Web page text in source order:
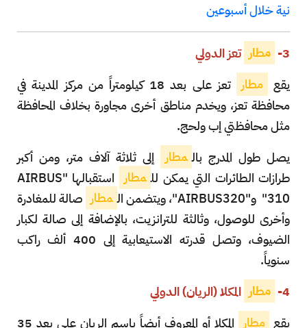
نية خلال أسبوعين
3- مطار تعز الدولي
يقع مطار
تعز على بعد 18 كيلومتراً من مركز المدينة في
محافظة تعز، ويخدم مناطق أخرى مجاورة بخلاف المحافظة
مثل محافظتي إب ولحج.
يصل طول المدرج بال مطار
إلى ثلاثة آلاف متر، ومن أكبر
طرازات الطائرات التي يمكن لل مطار
استقبالها "AIRBUS
310" و"AIRBUS320"، ويتضمن ال
مطار صالة للمغادرة
وأخرى للوصول، وثالثة للترانزيت، بالإضافة إلى صالة لكبار
الضيوف، وتصل قدرته الاستيعابية إلى 400 ألف راكب
سنوياً.
4-
مطار المكلا (الريان) الدولي
يقع مطار
المكلا أو المعروف أيضاً باسم الريان على بعد 35